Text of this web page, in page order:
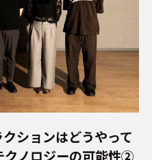
ションはどうやって
ノロジーの可能性②